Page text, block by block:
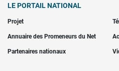
LE PORTAIL NATIONAL
Projet
Annuaire des Promeneurs du Net
Partenaires nationaux